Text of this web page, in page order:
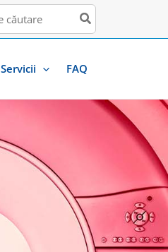
Servicii FAQ